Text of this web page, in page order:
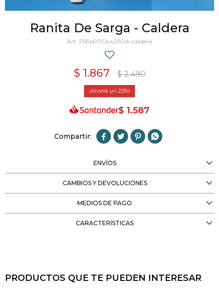
Ranita De Sarga - Caldera
F56VRTCA401OA-caldera
$ 1.867 $ 2.490
25
$ 1.587
   
ENVÍOS
CAMBIOS Y DEVOLUCIONES
MEDIOS DE PAGO
CARACTERÍSTICAS
PRODUCTOS QUE TE PUEDEN INTERESAR